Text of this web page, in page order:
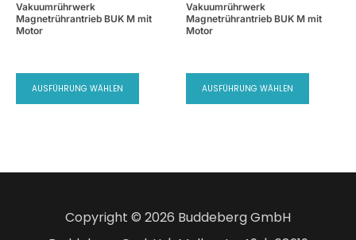
Vakuumrührwerk
Magnetrührantrieb BUK M mit
Motor
AUSFÜHRUNG WÄHLEN
Vakuumrührwerk
Magnetrührantrieb BUK M mit
Motor
AUSFÜHRUNG WÄHLEN
Copyright © 2026 Buddeberg GmbH